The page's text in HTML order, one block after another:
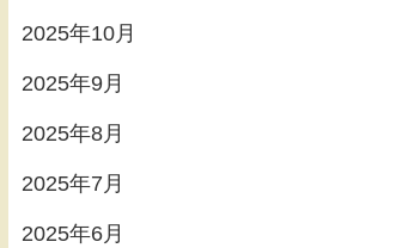
2025年10月
2025年9月
2025年8月
2025年7月
2025年6月